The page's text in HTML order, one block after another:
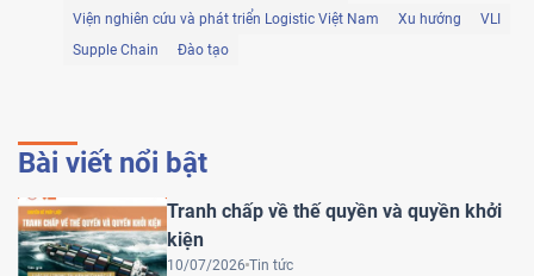
Viện nghiên cứu và phát triển Logistic Việt Nam Xu hướng
VLI
Supple Chain
Đào tạo
Bài viết nổi bật
Tranh chấp về thế quyền và quyền khởi
kiện
10/07/2026 Tin tức